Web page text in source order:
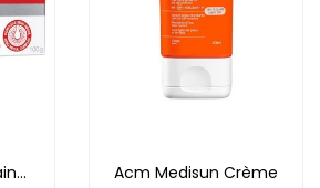
Acm Medisun Crème